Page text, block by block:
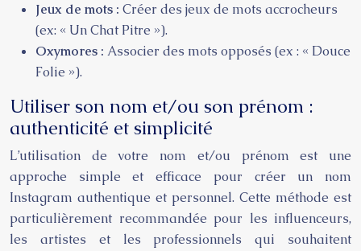
Jeux de mots : Créer des jeux de mots accrocheurs
(ex: « Un Chat Pitre »).
Oxymores : Associer des mots opposés (ex : « Douce
Folie »).
Utiliser son nom et/ou son prénom :
authenticité et simplicité
L’utilisation de votre nom et/ou prénom est une
approche simple et efficace pour créer un nom
Instagram authentique et personnel. Cette méthode est
particulièrement recommandée pour les influenceurs,
les artistes et les professionnels qui souhaitent